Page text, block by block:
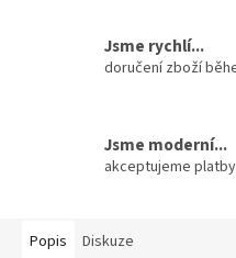
Jsme rychlí...
doručení zboží
Jsme moderní...
akceptujeme
Popis Diskuze